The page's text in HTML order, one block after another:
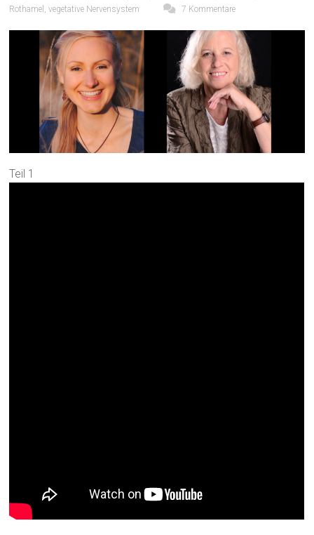
Rothamel
,vegetative Nervensystem 7 Kommentare
Teil 1